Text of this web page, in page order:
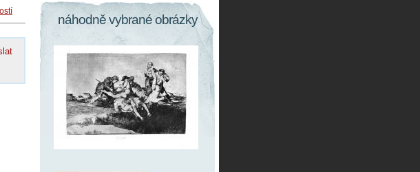
náhodně vybrané obrázky